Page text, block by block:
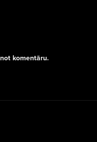
komentāru.